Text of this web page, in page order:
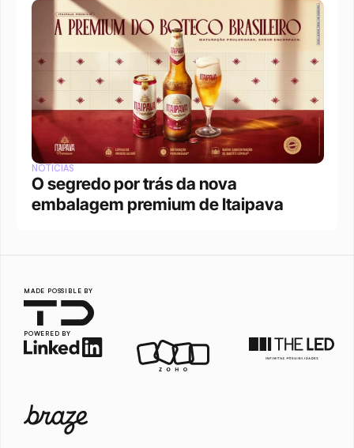
NOTÍCIAS
O segredo por trás da nova
embalagem premium de Itaipava
MADE POSSIBLE BY
POWERED BY